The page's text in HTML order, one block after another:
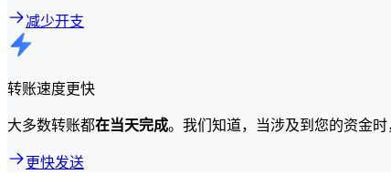
减少开支
转账速度更快
大多数转账都在当天完成。我们知道，当涉及到您的资金时
更快发送